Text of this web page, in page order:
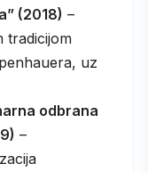
(2018) –
tradicijom
uz
odbrana
–